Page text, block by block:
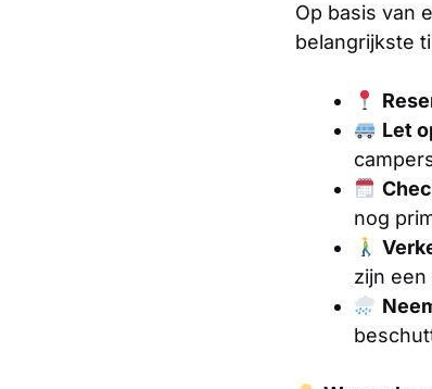
Op basis van
belangrijkste
Let
nog
zijn een